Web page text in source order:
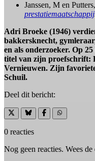
Janssen, M en
prestatiemaatschappij
Adri Broeke (1946)
bakkersknecht,
en als onderzoeker. Op
titel van zijn proefschrift:
Vernieuwen. Zijn
Schuil.
Deel dit bericht:
0 reacties
Nog geen reacties. Wees de